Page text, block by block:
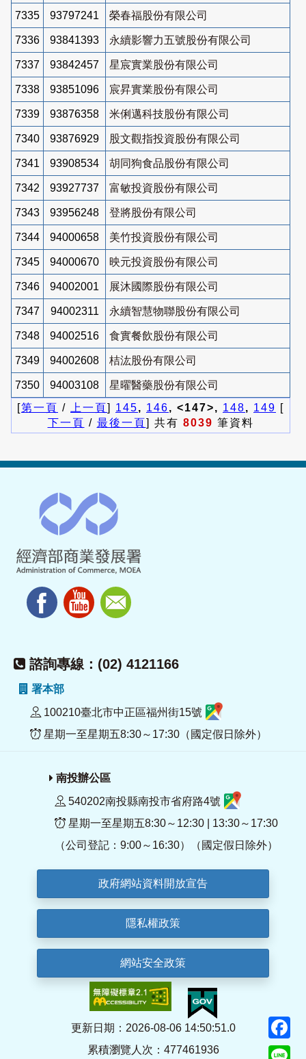
7335 93797241 榮春福股份有限公司
7336 93841393 永續影響力五號股份有限公司
7337 93842457 星宸實業股份有限公司
7338 93851096 宸昇實業股份有限公司
7339 93876358 米俐邁科技股份有限公司
7340 93876929 股文觀指投資股份有限公司
7341 93908534 胡同狗食品股份有限公司
7342 93927737 富敏投資股份有限公司
7343 93956248 登將股份有限公司
7344 94000658 美竹投資股份有限公司
7345 94000670 映元投資股份有限公司
7346 94002001 展沐國際股份有限公司
7347 94002311 永續智慧物聯股份有限公司
7348 94002516 食實餐飲股份有限公司
7349 94002608 桔汯股份有限公司
7350 94003108
星曜醫藥股份有限公司
[第一頁 / 上一頁] 145, 146, <147>, 148, 149 [
下一頁 / 最後一頁] 共有 8039 筆資料
諮詢專線：(02) 4121166
署本部
100210臺北市中正區福州街15號
星期一至星期五8:30～17:30（國定假日除外）
南投辦公區
540202南投縣南投市省府路4號
星期一至星期五8:30～12:30 | 13:30～17:30
（公司登記：9:00～16:30）（國定假日除外）
政府網站資料開放宣告
隱私權政策
網站安全政策
更新日期：2026-08-06 14:50:51.0
累積瀏覽人次：477461936